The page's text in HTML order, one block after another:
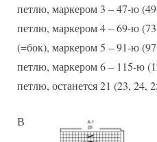
петлю, маркером 3 – 47-ю
петлю, маркером 4 – 69-ю
(=бок), маркером 5 – 91-ю
петлю, маркером 6 – 115-ю
петлю, останется 21 (23, 24,
В